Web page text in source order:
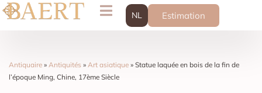
NL Estimation
Antiquaire » Antiquités » Art asiatique » Statue laquée en bois de la fin de
l’époque Ming, Chine, 17ème Siècle